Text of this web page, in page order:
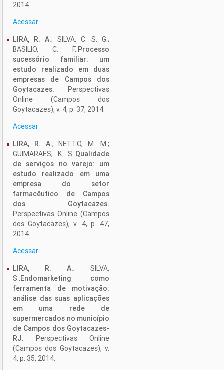
2014.
Acessar
LIRA, R. A.; SILVA, C. S. G.;
BASILIO, C. F..Processo
sucessório familiar: um
estudo realizado em duas
empresas de Campos dos
Goytacazes. Perspectivas
Online (Campos dos
Goytacazes), v. 4, p. 37, 2014.
Acessar
LIRA, R. A.; NETTO, M. M.;
GUIMARAES, K. S..Qualidade
de serviços no varejo: um
estudo realizado em uma
empresa do setor
farmacêutico de Campos
dos Goytacazes.
Perspectivas Online (Campos
dos Goytacazes), v. 4, p. 47,
2014.
Acessar
LIRA, R. A.; SILVA,
S..Endomarketing como
ferramenta de motivação:
análise das suas aplicações
em uma rede de
supermercados no município
de Campos dos Goytacazes-
RJ. Perspectivas Online
(Campos dos Goytacazes), v.
4, p. 35, 2014.